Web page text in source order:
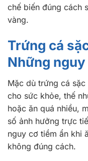
chế biến đúng cách
vàng.
Trứng cá
Những
Mặc dù trứng cá
cho sức khỏe, thế
hoặc ăn quá nhiều,
số ảnh hưởng trực
nguy cơ tiềm ẩn khi
không đúng cách.